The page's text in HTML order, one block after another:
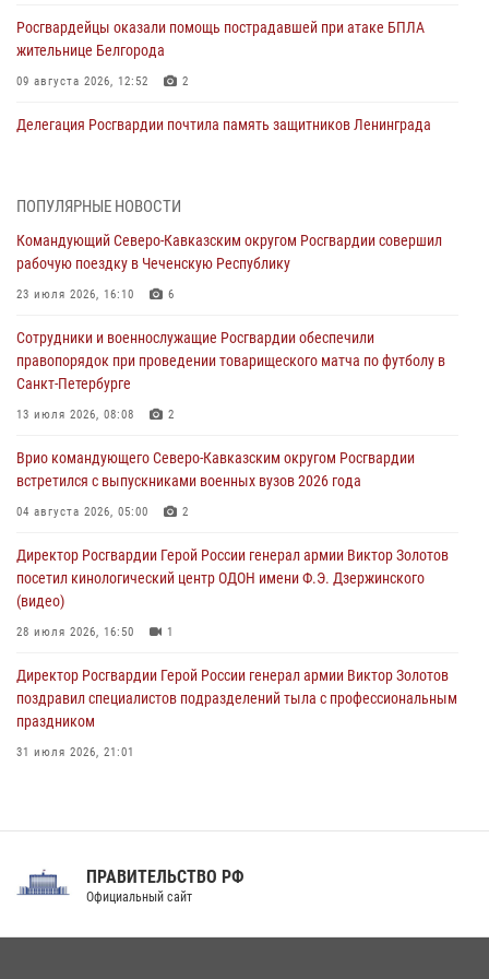
Росгвардейцы оказали помощь пострадавшей при атаке БПЛА
жительнице Белгорода
09 августа 2026, 12:52 2
Делегация Росгвардии почтила память защитников Ленинграда
«Я расскажу вам о Герое»: подвиг Героя России Сергея Перца
09 августа 2026, 11:00
Росгвардейцы в зоне СВО передали подарки детям и помогли
09 августа 2026, 09:00
В Центральных регионах России продолжается ведомственная
акция «Каникулы с Росгвардией»
В Чеченской Республике пожарные расчеты Росгвардии и МЧС
отработали межведомственное взаимодействие
ПОПУЛЯРНЫЕ НОВОСТИ
Командующий Северо-Кавказским округом Росгвардии совершил
рабочую поездку в Чеченскую Республику
23 июля 2026, 16:10 6
Сотрудники и военнослужащие Росгвардии обеспечили
правопорядок при проведении товарищеского матча по футболу в
Санкт-Петербурге
13 июля 2026, 08:08 2
Врио командующего Северо-Кавказским округом Росгвардии
встретился с выпускниками военных вузов 2026 года
04 августа 2026, 05:00 2
Директор Росгвардии Герой России генерал армии Виктор Золотов
посетил кинологический центр ОДОН имени Ф.Э. Дзержинского
(видео)
28 июля 2026, 16:50 1
Директор Росгвардии Герой России генерал армии Виктор Золотов
поздравил специалистов подразделений тыла с профессиональным
праздником
31 июля 2026, 21:01
Праздник «Один день с Росгвардией» к 105-летию Центрального
ПРАВИТЕЛЬСТВО РФ
Официальный сайт